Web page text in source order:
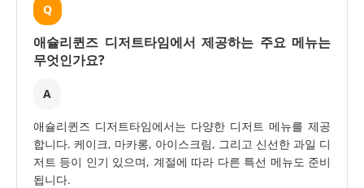
Q
애슐리퀸즈 디저트타임에서 제공하는 주요 메뉴는
무엇인가요?
A
애슐리퀸즈 디저트타임에서는 다양한 디저트 메뉴를 제공
합니다. 케이크, 마카롱, 아이스크림, 그리고 신선한 과일 디
저트 등이 인기 있으며, 계절에 따라 다른 특선 메뉴도 준비
됩니다.